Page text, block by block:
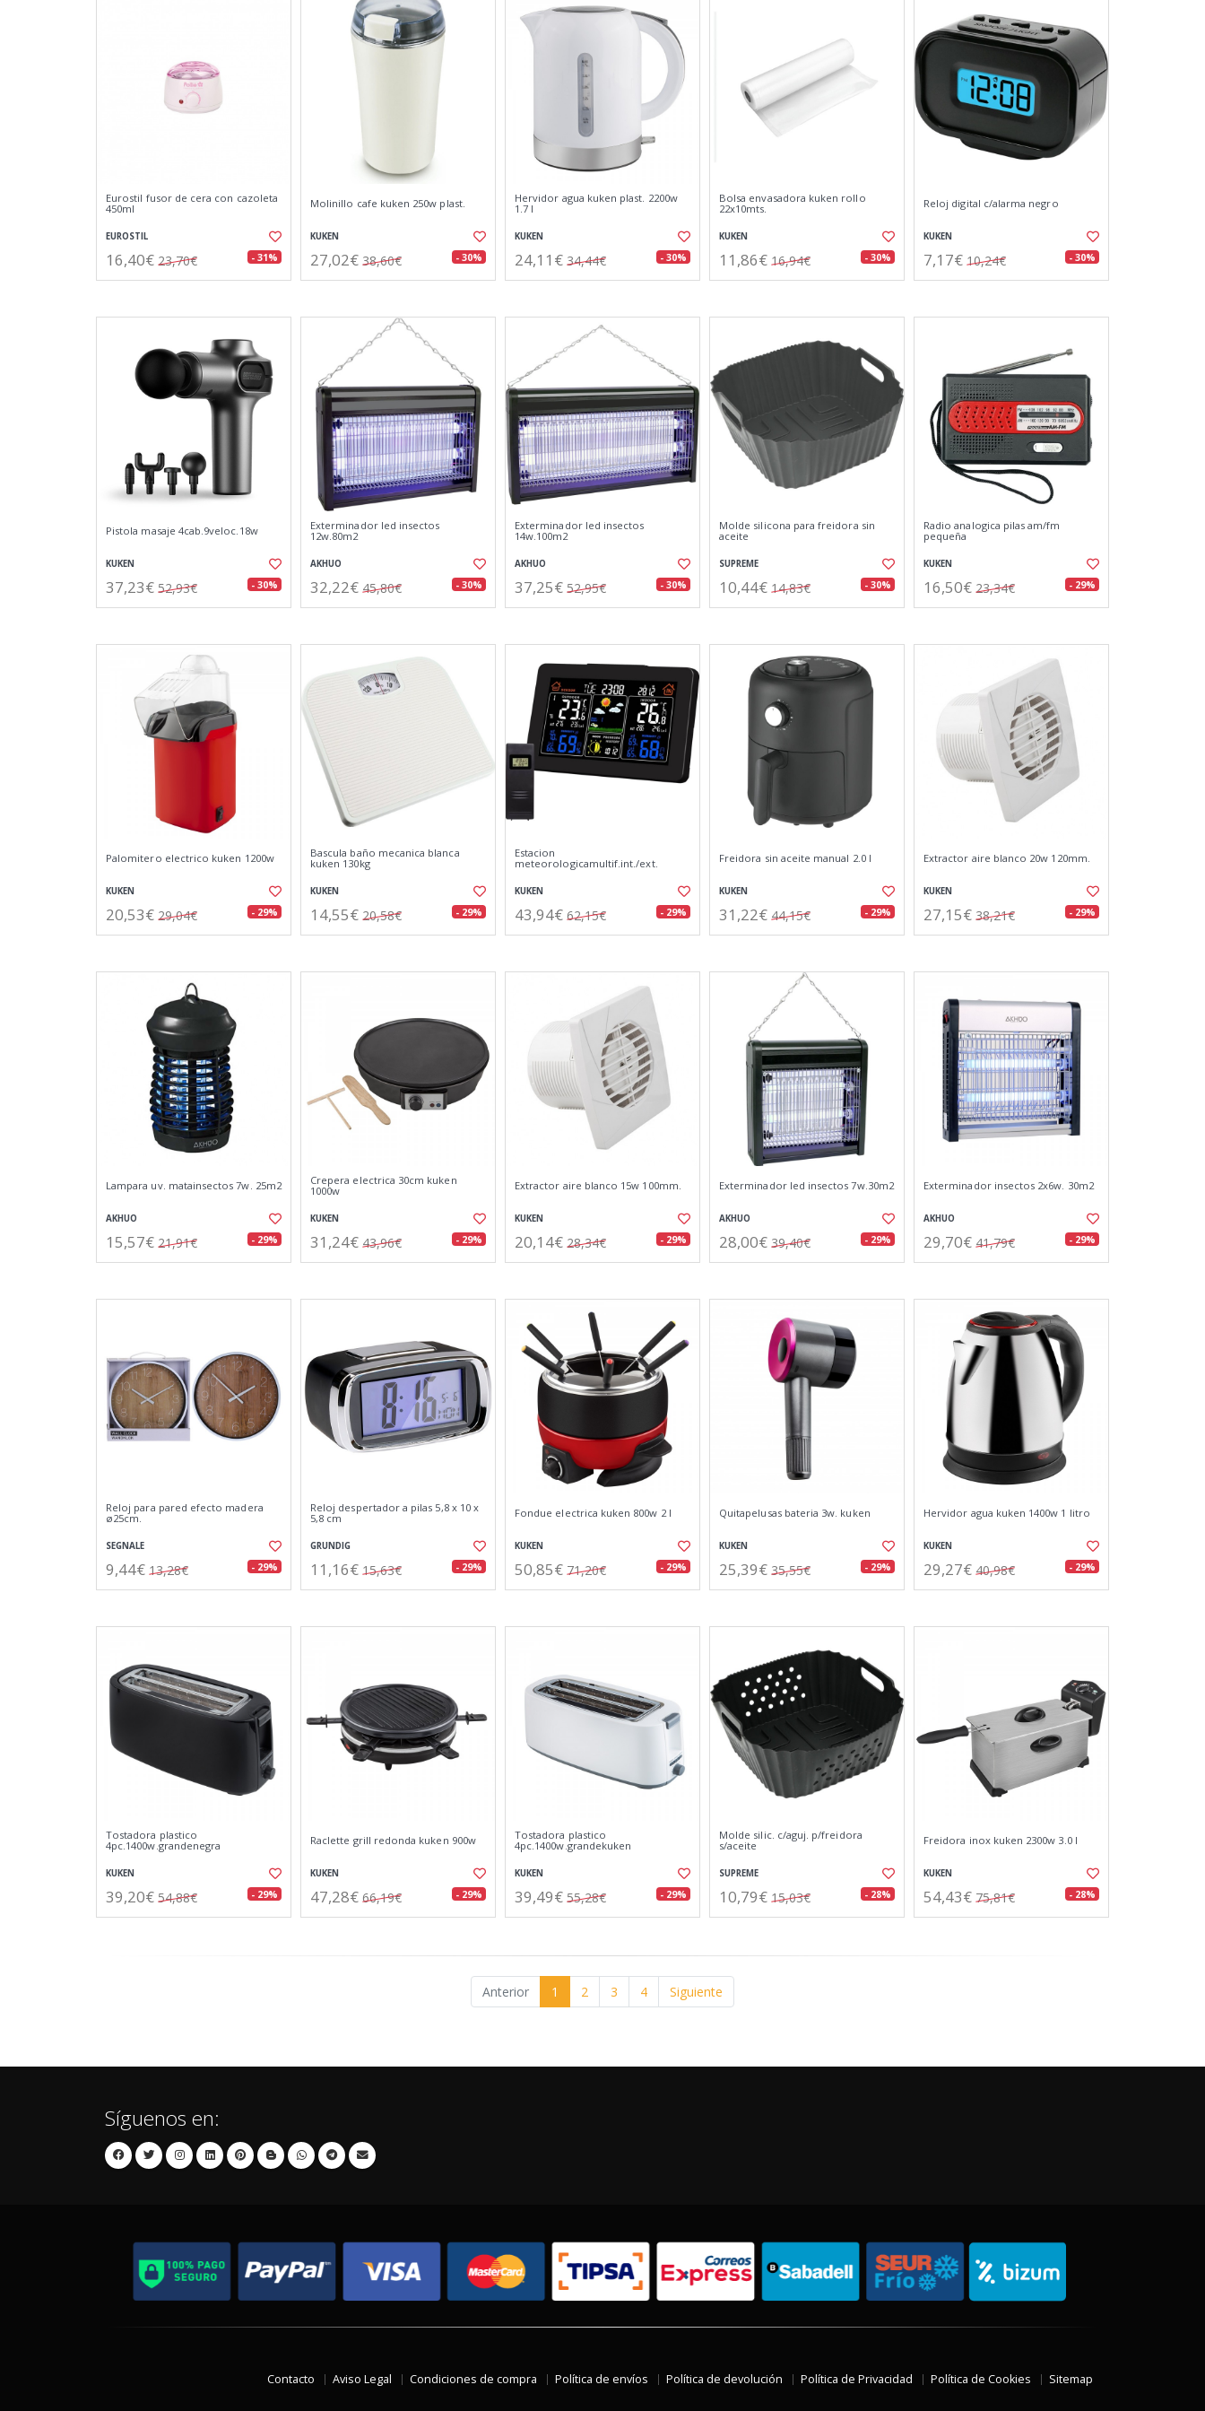
Eurostil fusor de cera con cazoleta
450ml
EUROSTIL
16,40€ 23,70€ - 31%
Molinillo cafe kuken 250w plast.
KUKEN
27,02€ 38,60€ - 30%
Hervidor agua kuken plast. 2200w
1.7 l
KUKEN
24,11€ 34,44€ - 30%
Bolsa envasadora kuken rollo
22x10mts.
KUKEN
11,86€ 16,94€ - 30%
Reloj digital c/alarma negro
KUKEN
7,17€ 10,24€ - 30%
Pistola masaje 4cab.9veloc.18w
KUKEN
37,23€ 52,93€ - 30%
Exterminador led insectos
12w.80m2
AKHUO
32,22€ 45,80€ - 30%
Exterminador led insectos
14w.100m2
AKHUO
37,25€ 52,95€ - 30%
Molde silicona para freidora sin
aceite
SUPREME
10,44€ 14,83€ - 30%
Radio analogica pilas am/fm
pequeña
KUKEN
16,50€ 23,34€ - 29%
Palomitero electrico kuken 1200w
KUKEN
20,53€ 29,04€ - 29%
Bascula baño mecanica blanca
kuken 130kg
KUKEN
14,55€ 20,58€ - 29%
Estacion
meteorologicamultif.int./ext.
KUKEN
43,94€ 62,15€ - 29%
Freidora sin aceite manual 2.0 l
KUKEN
31,22€ 44,15€ - 29%
Extractor aire blanco 20w 120mm.
KUKEN
27,15€ 38,21€ - 29%
Lampara uv. matainsectos 7w. 25m2
AKHUO
15,57€ 21,91€ - 29%
Crepera electrica 30cm kuken
1000w
KUKEN
31,24€ 43,96€ - 29%
Extractor aire blanco 15w 100mm.
KUKEN
20,14€ 28,34€ - 29%
Exterminador led insectos 7w.30m2
AKHUO
28,00€ 39,40€ - 29%
Exterminador insectos 2x6w. 30m2
AKHUO
29,70€ 41,79€ - 29%
Reloj para pared efecto madera
ø25cm.
SEGNALE
9,44€ 13,28€ - 29%
Reloj despertador a pilas 5,8 x 10 x
5,8 cm
GRUNDIG
11,16€ 15,63€ - 29%
Fondue electrica kuken 800w 2 l
KUKEN
50,85€ 71,20€ - 29%
Quitapelusas bateria 3w. kuken
KUKEN
25,39€ 35,55€ - 29%
Hervidor agua kuken 1400w 1 litro
KUKEN
29,27€ 40,98€ - 29%
Tostadora plastico
4pc.1400w.grandenegra
KUKEN
39,20€ 54,88€ - 29%
Raclette grill redonda kuken 900w
KUKEN
47,28€ 66,19€ - 29%
Tostadora plastico
4pc.1400w.grandekuken
KUKEN
39,49€ 55,28€ - 29%
Molde silic. c/aguj. p/freidora
s/aceite
SUPREME
10,79€ 15,03€ - 28%
Freidora inox kuken 2300w 3.0 l
KUKEN
54,43€ 75,81€ - 28%
Anterior 1 2 3 4 Siguiente
Síguenos en:
Contacto Aviso Legal Condiciones de compra Política de envíos Política de devolución Política de Privacidad Política de Cookies Sitemap